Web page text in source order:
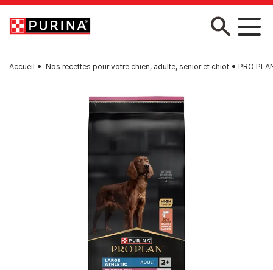
Skip to main content
Accueil Nos recettes pour votre chien, adulte, senior et chiot PRO